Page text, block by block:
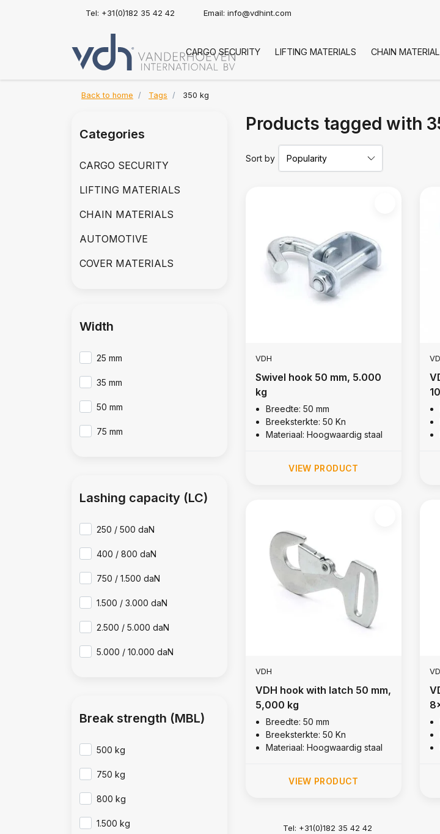
Tel: +31(0)182 35 42 42 Email: info@vdhint.com
CARGO SECURITY LIFTING MATERIALS CHAIN
Back to home Tags 350 kg
Products tagged with
Sort by
VDH
Swivel hook 50 mm, 5.000
kg
Breedte: 50 mm
Breeksterkte: 50 Kn
Materiaal: Hoogwaardig staal
VIEW PRODUCT
VDH
VDH hook with latch 50 mm,
5,000 kg
Breedte: 50 mm
Breeksterkte: 50 Kn
Materiaal: Hoogwaardig staal
VIEW PRODUCT
Tel: +31(0)182 35 42 42
Categories
CARGO SECURITY
LIFTING MATERIALS
CHAIN MATERIALS
AUTOMOTIVE
COVER MATERIALS
Width
25 mm
35 mm
50 mm
75 mm
Lashing capacity (LC)
250 / 500 daN
400 / 800 daN
750 / 1.500 daN
1.500 / 3.000 daN
2.500 / 5.000 daN
5.000 / 10.000 daN
Break strength (MBL)
500 kg
750 kg
800 kg
1.500 kg